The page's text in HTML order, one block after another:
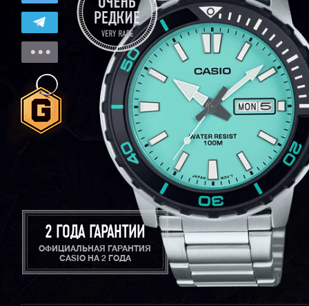
2 ГОДА ГАРАНТИИ
ОФИЦИАЛЬНАЯ ГАРАНТИЯ
CASIO НА 2 ГОДА